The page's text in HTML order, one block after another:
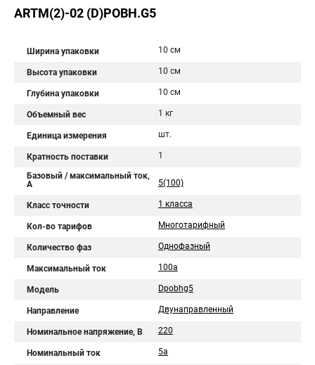
ARTM(2)-02 (D)POBH.G5
Ширина упаковки 10 см
Высота упаковки 10 см
Глубина упаковки 10 см
Объемный вес 1 кг
Единица измерения шт.
Кратность поставки 1
Базовый / максимальный ток,
А
5(100)
Класс точности 1 класса
Кол-во тарифов Многотарифный
Количество фаз Однофазный
Максимальный ток 100а
Модель Dpobhg5
Направление Двунаправленный
Номинальное напряжение, В 220
Номинальный ток 5a